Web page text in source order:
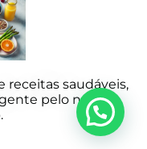
receitas saudáveis,
pelo nosso